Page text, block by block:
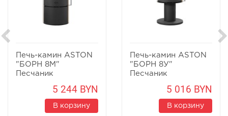
Печь-камин ASTON
"БОРН 8М"
Песчаник
5 244 BYN
В корзину
Печь-камин ASTON
"БОРН 8У"
Песчаник
5 016 BYN
В корзину